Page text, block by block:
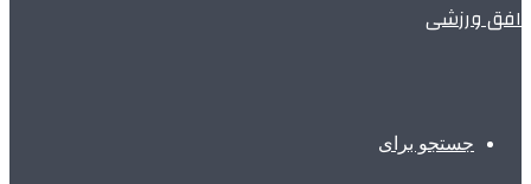
افق ورزشی
جستجو برای